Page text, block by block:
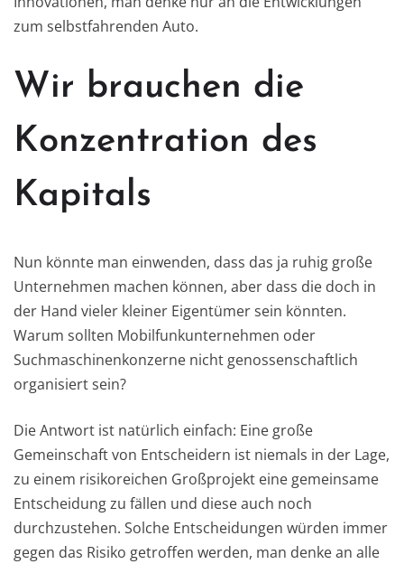
zum selbstfahrenden Auto.
Wir brauchen die
Konzentration des
Kapitals
Nun könnte man einwenden, dass das ja ruhig große
Unternehmen machen können, aber dass die doch in
der Hand vieler kleiner Eigentümer sein könnten.
Warum sollten Mobilfunkunternehmen oder
Suchmaschinenkonzerne nicht genossenschaftlich
organisiert sein?
Die Antwort ist natürlich einfach: Eine große
Gemeinschaft von Entscheidern ist niemals in der Lage,
zu einem risikoreichen Großprojekt eine gemeinsame
Entscheidung zu fällen und diese auch noch
durchzustehen. Solche Entscheidungen würden immer
gegen das Risiko getroffen werden, man denke an alle